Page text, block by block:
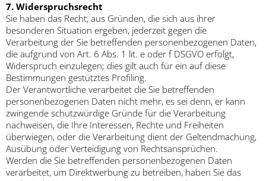
7. Widerspruchsrecht
Sie haben das Recht, aus Gründen, die sich aus ihrer
besonderen Situation ergeben, jederzeit gegen die
Verarbeitung der Sie betreffenden personenbezogenen Daten,
die aufgrund von Art. 6 Abs. 1 lit. e oder f DSGVO erfolgt,
Widerspruch einzulegen; dies gilt auch für ein auf diese
Bestimmungen gestütztes Profiling.
Der Verantwortliche verarbeitet die Sie betreffenden
personenbezogenen Daten nicht mehr, es sei denn, er kann
zwingende schutzwürdige Gründe für die Verarbeitung
nachweisen, die Ihre Interessen, Rechte und Freiheiten
überwiegen, oder die Verarbeitung dient der Geltendmachung,
Ausübung oder Verteidigung von Rechtsansprüchen.
Werden die Sie betreffenden personenbezogenen Daten
verarbeitet, um Direktwerbung zu betreiben, haben Sie das